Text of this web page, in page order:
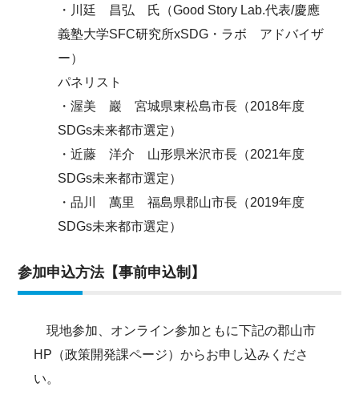
・川廷 昌弘 氏（Good Story Lab.代表/慶應
義塾大学SFC研究所xSDG・ラボ アドバイザ
ー）
パネリスト
・渥美 巖 宮城県東松島市長（2018年度
SDGs未来都市選定）
・近藤 洋介 山形県米沢市長（2021年度
SDGs未来都市選定）
・品川 萬里 福島県郡山市長（2019年度
SDGs未来都市選定）
参加申込方法【事前申込制】
現地参加、オンライン参加ともに下記の郡山市
HP（政策開発課ページ）からお申し込みくださ
い。